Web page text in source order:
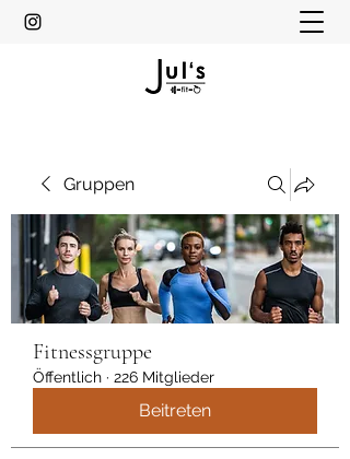
Gruppen
Fitnessgruppe
Öffentlich · 226 Mitglieder
Beitreten